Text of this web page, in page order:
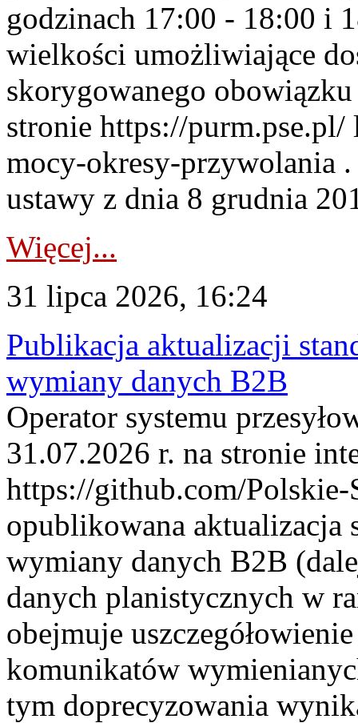
godzinach 17:00 - 18:00 i
wielkości umożliwiające
skorygowanego
stronie https://
mocy-okresy-przywolania
ustawy z dnia 8 grudnia
Więcej...
31 lipca 2026, 16:24
Publikacja aktualizacji
wymiany danych B2B
Operator systemu
31.07.2026 r. na stronie
https://github.com/Polskie-
opublikowana aktualizacja
wymiany danych B2B
danych planistycznych w
obejmuje
komunikatów
tym doprecyzowania